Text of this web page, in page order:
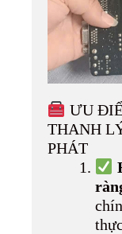
ƯU
THANH
PHÁT